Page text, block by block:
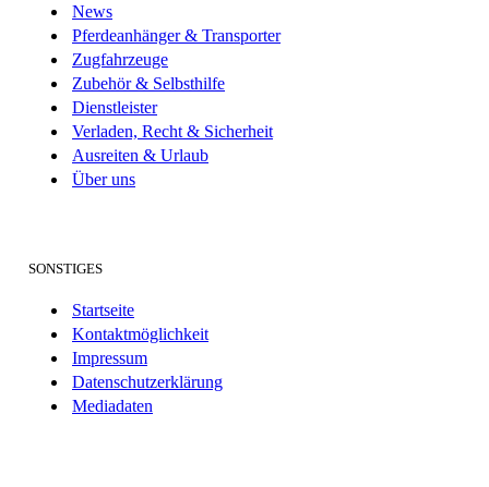
News
Pferdeanhänger & Transporter
Zugfahrzeuge
Zubehör & Selbsthilfe
Dienstleister
Verladen, Recht & Sicherheit
Ausreiten & Urlaub
Über uns
SONSTIGES
Startseite
Kontaktmöglichkeit
Impressum
Datenschutzerklärung
Mediadaten